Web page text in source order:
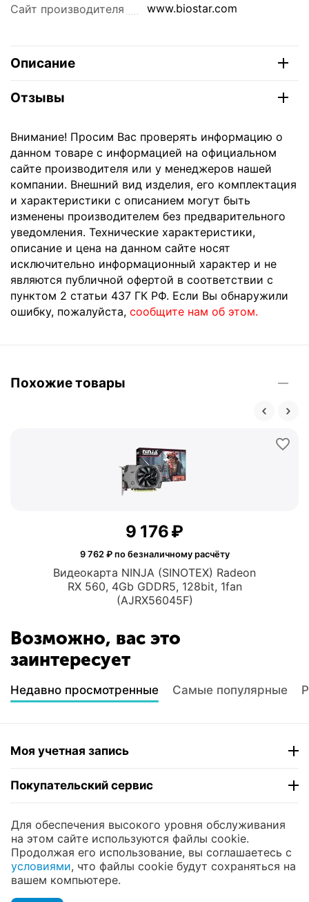
Сайт производителя www.biostar.com
Описание
Отзывы
Внимание! Просим Вас проверять информацию о
данном товаре с информацией на официальном
сайте производителя или у менеджеров нашей
компании. Внешний вид изделия, его комплектация
и характеристики с описанием могут быть
изменены производителем без предварительного
уведомления. Технические характеристики,
описание и цена на данном сайте носят
исключительно информационный характер и не
являются публичной офертой в соответствии с
пунктом 2 статьи 437 ГК РФ. Если Вы обнаружили
ошибку, пожалуйста, сообщите нам об этом.
Похожие товары
Видеокарта NINJA (SINOTEX) Radeon
RX 560, 4Gb GDDR5, 128bit, 1fan
(AJRX56045F)
9 176₽
9 762 ₽ по безналичному расчёту
Возможно, вас это
заинтересует
Недавно просмотренные Самые популярные
Моя учетная запись
Покупательский сервис
Контакты
© 2004 - 2026 ЮНИКОМП. На базе CS-Cartи
премиум темы —© AB: UniTheme2
Для обеспечения высокого уровня обслуживания
на этом сайте используются файлы cookie.
Продолжая его использование, вы соглашаетесь с
условиями, что файлы cookie будут сохраняться на
вашем компьютере.